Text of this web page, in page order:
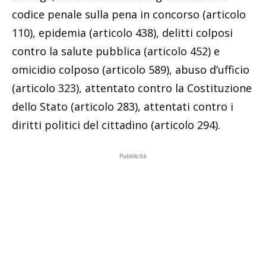
codice penale sulla pena in concorso (articolo
110), epidemia (articolo 438), delitti colposi
contro la salute pubblica (articolo 452) e
omicidio colposo (articolo 589), abuso d’ufficio
(articolo 323), attentato contro la Costituzione
dello Stato (articolo 283), attentati contro i
diritti politici del cittadino (articolo 294).
Pubblicità